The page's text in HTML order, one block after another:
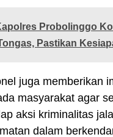
Probolinggo
Pastikan
juga memberikan
masyarakat agar
aksi kriminalitas
dalam